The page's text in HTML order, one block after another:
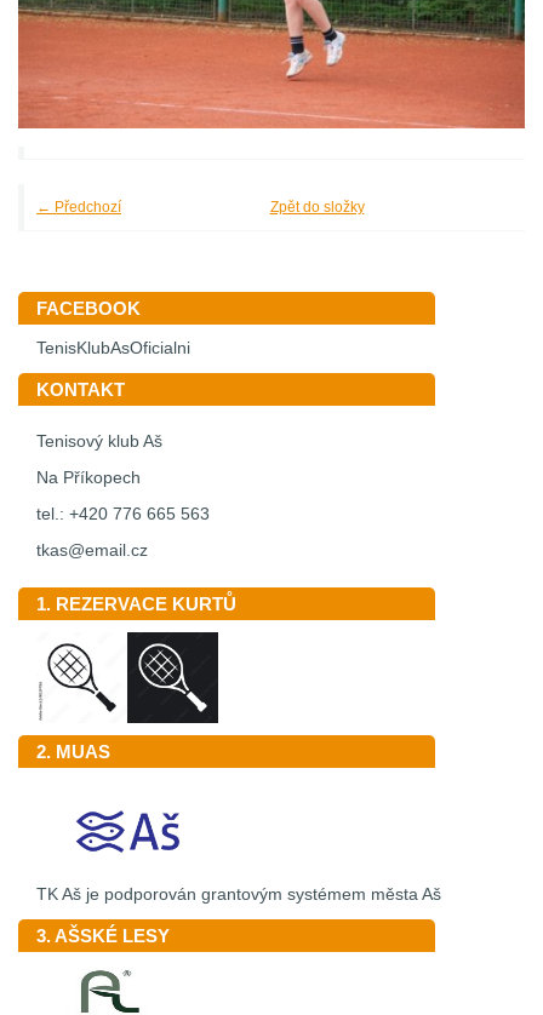
← Předchozí Zpět do složky
FACEBOOK
TenisKlubAsOficialni
KONTAKT
Tenisový klub Aš
Na Příkopech
tel.: +420 776 665 563
tkas@email.cz
1. REZERVACE KURTŮ
2. MUAS
TK Aš je podporován grantovým systémem města Aš
3. AŠSKÉ LESY